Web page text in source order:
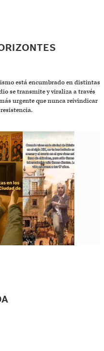
está encumbrado en distintas
se transmite y viraliza a través
urgente que nunca reivindicar